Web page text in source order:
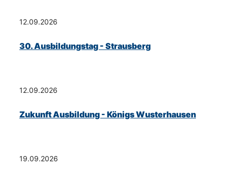
12.09.2026
30. Ausbildungstag - Strausberg
12.09.2026
Zukunft Ausbildung - Königs Wusterhausen
19.09.2026